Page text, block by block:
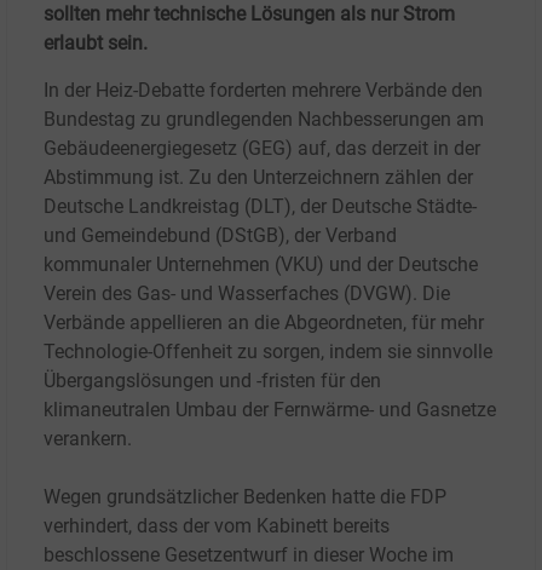
sollten mehr technische Lösungen als nur Strom
erlaubt sein.
In der Heiz-Debatte forderten mehrere Verbände den
Bundestag zu grundlegenden Nachbesserungen am
Gebäudeenergiegesetz (GEG) auf, das derzeit in der
Abstimmung ist. Zu den Unterzeichnern zählen der
Deutsche Landkreistag (DLT), der Deutsche Städte-
und Gemeindebund (DStGB), der Verband
kommunaler Unternehmen (VKU) und der Deutsche
Verein des Gas- und Wasserfaches (DVGW). Die
Verbände appellieren an die Abgeordneten, für mehr
Technologie-Offenheit zu sorgen, indem sie sinnvolle
Übergangslösungen und -fristen für den
klimaneutralen Umbau der Fernwärme- und Gasnetze
verankern.
Wegen grundsätzlicher Bedenken hatte die FDP
verhindert, dass der vom Kabinett bereits
beschlossene Gesetzentwurf in dieser Woche im